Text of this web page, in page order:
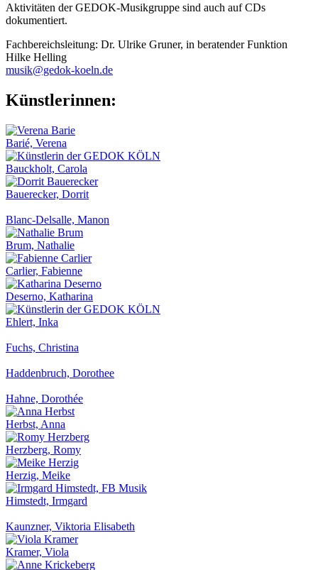
Aktivitäten der GEDOK-Musikgruppe sind auch auf CDs
dokumentiert.
Fachbereichsleitung: Dr. Ulrike Gruner, in beratender Funktion
Hilke Helling
musik@gedok-koeln.de
Künstlerinnen:
Barié, Verena
Bauckholt, Carola
Bauerecker, Dorrit
Blanc-Delsalle, Manon
Brum, Nathalie
Carlier, Fabienne
Deserno, Katharina
Ehlert, Inka
Fuchs, Christina
Haddenbruch, Dorothee
Hahne, Dorothée
Herbst, Anna
Herzberg, Romy
Herzig, Meike
Himstedt, Irmgard
Kaunzner, Viktoria Elisabeth
Kramer, Viola